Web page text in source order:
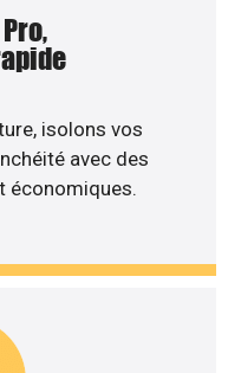
isolons vos
avec des
économiques.